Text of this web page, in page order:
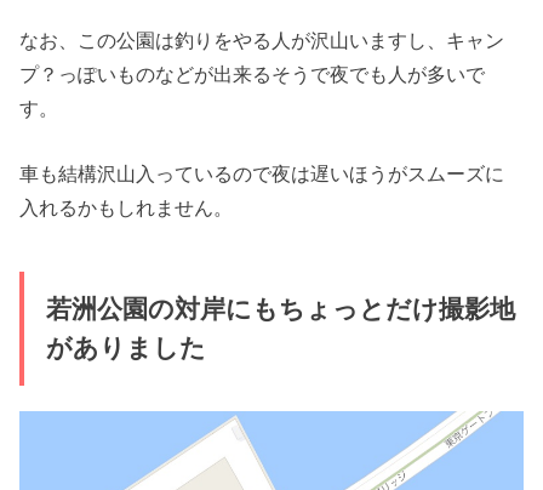
なお、この公園は釣りをやる人が沢山いますし、キャン
プ？っぽいものなどが出来るそうで夜でも人が多いで
す。
車も結構沢山入っているので夜は遅いほうがスムーズに
入れるかもしれません。
若洲公園の対岸にもちょっとだけ撮影地
がありました